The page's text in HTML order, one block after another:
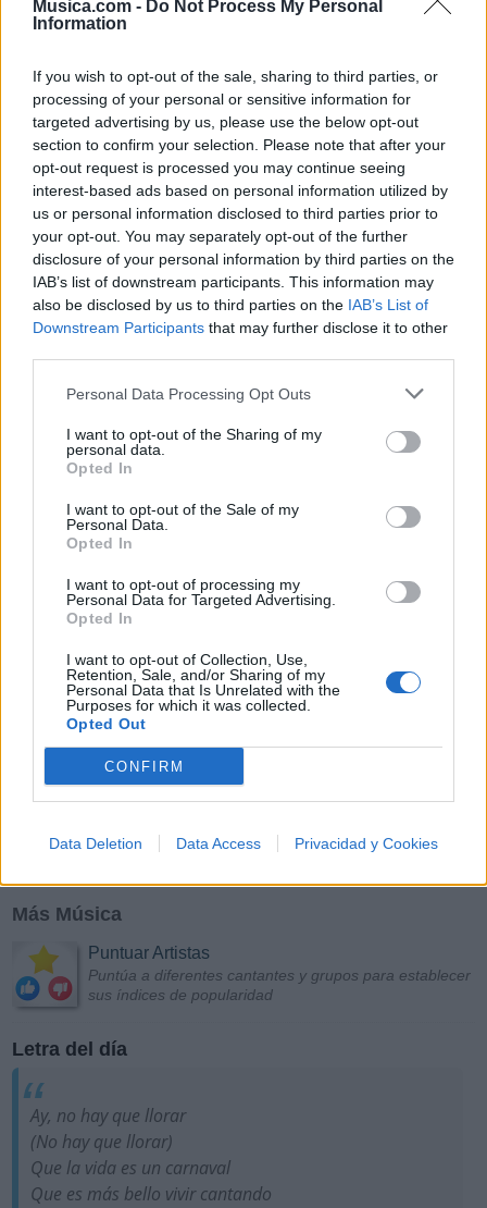
Musica.com - Do Not Process My Personal
Information
If you wish to opt-out of the sale, sharing to third parties, or
processing of your personal or sensitive information for
targeted advertising by us, please use the below opt-out
section to confirm your selection. Please note that after your
opt-out request is processed you may continue seeing
interest-based ads based on personal information utilized by
us or personal information disclosed to third parties prior to
your opt-out. You may separately opt-out of the further
disclosure of your personal information by third parties on the
IAB’s list of downstream participants. This information may
also be disclosed by us to third parties on the IAB’s List of
Downstream Participants that may further disclose it to other
Personal Data Processing Opt Outs
I want to opt-out of the Sharing of my
personal data.
Opted In
I want to opt-out of the Sale of my
Personal Data.
Opted In
I want to opt-out of processing my
Personal Data for Targeted Advertising.
Opted In
I want to opt-out of Collection, Use,
Retention, Sale, and/or Sharing of my
Personal Data that Is Unrelated with the
Purposes for which it was collected.
Opted Out
CONFIRM
Data Deletion Data Access Privacidad y Cookies
Añadir un comentario ...
🪐🚀 Canciones para Ver las Estrellas:
Psicodelia y Space Rock 🎸✨
🌌🚀 Viaje intergaláctico: la mejor selección de
psicodelia, space rock y atmósferas cósmicas para
tus noches de astronomía. 🪐🎸 Desconecta, mira
al firmamento y siente la gravedad cero. 💾 ¡Guarda
esta colección para tu próxima noche estrellada!
✨⭐
N O
Z #
Más Música
Puntuar Artistas
Puntúa a diferentes cantantes y grupos para establecer
sus índices de popularidad
Letra del día
Ay, no hay que llorar
(No hay que llorar)
Que la vida es un carnaval
Que es más bello vivir cantando